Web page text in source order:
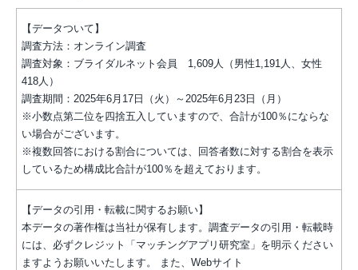
【データついて】
調査方法：オンライン調査
調査対象：ブライダルネット会員 1,609人（男性1,191人、女性
418人）
調査期間：2025年6月17日（火）～2025年6月23日（月）
※小数点第二位を四捨五入していますので、合計が100％にならな
い場合がございます。
※複数回答における割合については、回答者数に対する割合を表示
しているため構成比合計が100％を超えております。
【データの引用・転載に関するお願い】
本データの著作権は当社が保有します。調査データの引用・転載時
には、必ずクレジット「マッチングアプリ研究室」を明示ください
ますようお願いいたします。 また、Webサイト